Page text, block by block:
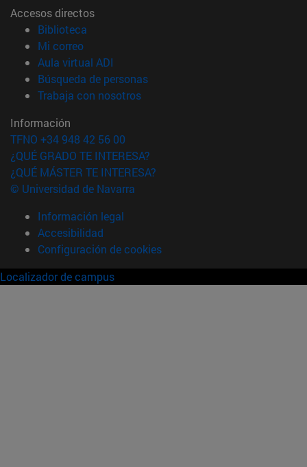
Accesos directos
Biblioteca
Mi correo(abre en nueva ventana)
Aula virtual ADI
Búsqueda de personas(abre en nueva ventana)
Trabaja con nosotros(abre en nueva ventana)
Información
TFNO +34 948 42 56 00
¿QUÉ GRADO TE INTERESA?
¿QUÉ MÁSTER TE INTERESA?
© Universidad de Navarra
Información legal
Accesibilidad
Configuración de cookies
Localizador de campus